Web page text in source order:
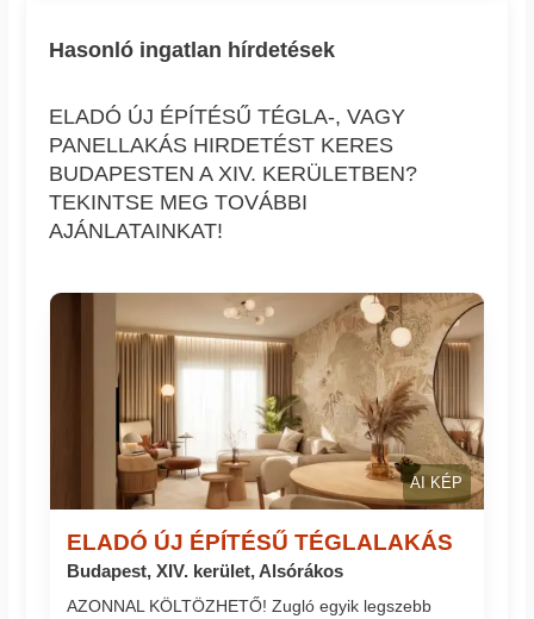
Hasonló ingatlan hírdetések
ELADÓ ÚJ ÉPÍTÉSŰ TÉGLA-, VAGY
PANELLAKÁS HIRDETÉST KERES
BUDAPESTEN A XIV. KERÜLETBEN?
TEKINTSE MEG TOVÁBBI
AJÁNLATAINKAT!
AI KÉP
ELADÓ ÚJ ÉPÍTÉSŰ TÉGLALAKÁS
Budapest, XIV. kerület, Alsórákos
AZONNAL KÖLTÖZHETŐ! Zugló egyik legszebb